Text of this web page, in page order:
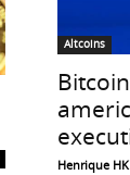
Altcoins
Henrique HK